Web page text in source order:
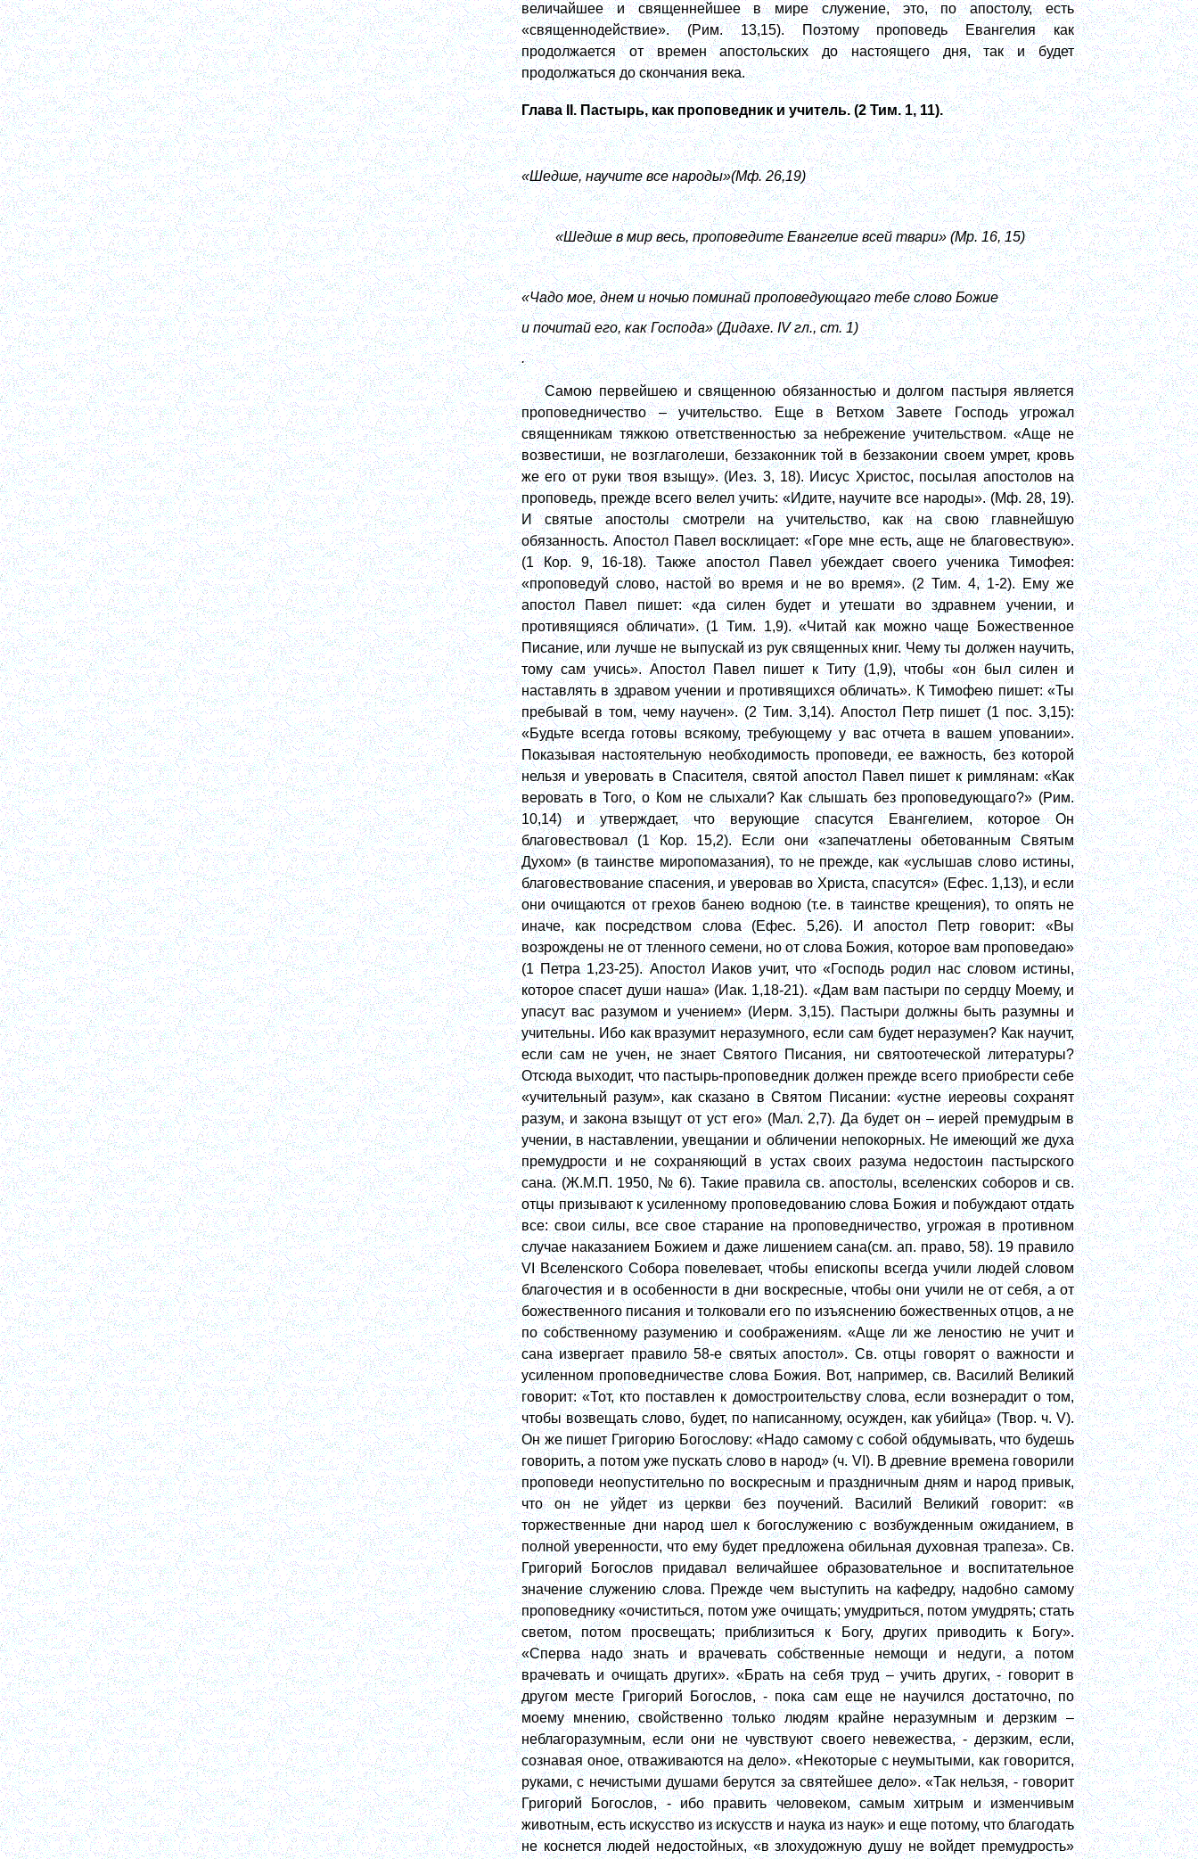
величайшее и священнейшее в мире служение, это, по апостолу, есть
«священнодействие». (Рим. 13,15). Поэтому проповедь Евангелия как
продолжается от времен апостольских до настоящего дня, так и будет
продолжаться до скончания века.
ГлаваII.Пастырь, как проповедник и учитель. (2 Тим. 1, 11).
«Шедше, научите все народы»(Мф. 26,19)
«Шедше в мир весь, проповедите Евангелие всей твари» (Мр. 16, 15)
«Чадо мое, днем и ночью поминай проповедующаго тебе слово Божие
и почитай его, как Господа» (Дидахе.IVгл., ст. 1)
.
Самою первейшею и священною обязанностью и долгом пастыря является
проповедничество – учительство. Еще в Ветхом Завете Господь угрожал
священникам тяжкою ответственностью за небрежение учительством. «Аще не
возвестиши, не возглаголеши, беззаконник той в беззаконии своем умрет, кровь
же его от руки твоя взыщу». (Иез. 3, 18). Иисус Христос, посылая апостолов на
проповедь, прежде всего велел учить: «Идите, научите все народы». (Мф. 28, 19).
И святые апостолы смотрели на учительство, как на свою главнейшую
обязанность. Апостол Павел восклицает: «Горе мне есть, аще не благовествую».
(1 Кор. 9, 16-18). Также апостол Павел убеждает своего ученика Тимофея:
«проповедуй слово, настой во время и не во время». (2 Тим. 4, 1-2). Ему же
апостол Павел пишет: «да силен будет и утешати во здравнем учении, и
противящияся обличати». (1 Тим. 1,9). «Читай как можно чаще Божественное
Писание, или лучше не выпускай из рук священных книг. Чему ты должен научить,
тому сам учись». Апостол Павел пишет к Титу (1,9), чтобы «он был силен и
наставлять в здравом учении и противящихся обличать». К Тимофею пишет: «Ты
пребывай в том, чему научен». (2 Тим. 3,14). Апостол Петр пишет (1 пос. 3,15):
«Будьте всегда готовы всякому, требующему у вас отчета в вашем уповании».
Показывая настоятельную необходимость проповеди, ее важность, без которой
нельзя и уверовать в Спасителя, святой апостол Павел пишет к римлянам: «Как
веровать в Того, о Ком не слыхали? Как слышать без проповедующаго?» (Рим.
10,14) и утверждает, что верующие спасутся Евангелием, которое Он
благовествовал (1 Кор. 15,2). Если они «запечатлены обетованным Святым
Духом» (в таинстве миропомазания), то не прежде, как «услышав слово истины,
благовествование спасения, и уверовав во Христа, спасутся» (Ефес. 1,13), и если
они очищаются от грехов банею водною (т.е. в таинстве крещения), то опять не
иначе, как посредством слова (Ефес. 5,26). И апостол Петр говорит: «Вы
возрождены не от тленного семени, но от слова Божия, которое вам проповедаю»
(1 Петра 1,23-25). Апостол Иаков учит, что «Господь родил нас словом истины,
которое спасет души наша» (Иак. 1,18-21). «Дам вам пастыри по сердцу Моему, и
упасут вас разумом и учением» (Иерм. 3,15). Пастыри должны быть разумны и
учительны. Ибо как вразумит неразумного, если сам будет неразумен? Как научит,
если сам не учен, не знает Святого Писания, ни святоотеческой литературы?
Отсюда выходит, что пастырь-проповедник должен прежде всего приобрести себе
«учительный разум», как сказано в Святом Писании: «устне иереовы сохранят
разум, и закона взыщут от уст его» (Мал. 2,7). Да будет он – иерей премудрым в
учении, в наставлении, увещании и обличении непокорных. Не имеющий же духа
премудрости и не сохраняющий в устах своих разума недостоин пастырского
сана. (Ж.М.П. 1950, № 6). Такие правила св. апостолы, вселенских соборов и св.
отцы призывают к усиленному проповедованию слова Божия и побуждают отдать
все: свои силы, все свое старание на проповедничество, угрожая в противном
случае наказанием Божием и даже лишением сана(см. ап. право, 58). 19 правило
VIВселенского Собора повелевает, чтобы епископы всегда учили людей словом
благочестия и в особенности в дни воскресные, чтобы они учили не от себя, а от
божественного писания и толковали его по изъяснению божественных отцов, а не
по собственному разумению и соображениям. «Аще ли же леностию не учит и
сана извергает правило 58-е святых апостол». Св. отцы говорят о важности и
усиленном проповедничестве слова Божия. Вот, например, св. Василий Великий
говорит: «Тот, кто поставлен к домостроительству слова, если вознерадит о том,
чтобы возвещать слово, будет, по написанному, осужден, как убийца» (Твор. ч.V).
Он же пишет Григорию Богослову: «Надо самому с собой обдумывать, что будешь
говорить, а потом уже пускать слово в народ» (ч.VI). В древние времена говорили
проповеди неопустительно по воскресным и праздничным дням и народ привык,
что он не уйдет из церкви без поучений. Василий Великий говорит: «в
торжественные дни народ шел к богослужению с возбужденным ожиданием, в
полной уверенности, что ему будет предложена обильная духовная трапеза». Св.
Григорий Богослов придавал величайшее образовательное и воспитательное
значение служению слова. Прежде чем выступить на кафедру, надобно самому
проповеднику «очиститься, потом уже очищать; умудриться, потом умудрять; стать
светом, потом просвещать; приблизиться к Богу, других приводить к Богу».
«Сперва надо знать и врачевать собственные немощи и недуги, а потом
врачевать и очищать других». «Брать на себя труд – учить других, - говорит в
другом месте Григорий Богослов, - пока сам еще не научился достаточно, по
моему мнению, свойственно только людям крайне неразумным и дерзким –
неблагоразумным, если они не чувствуют своего невежества, - дерзким, если,
сознавая оное, отваживаются на дело». «Некоторые с неумытыми, как говорится,
руками, с нечистыми душами берутся за святейшее дело». «Так нельзя, - говорит
Григорий Богослов, - ибо править человеком, самым хитрым и изменчивым
животным, есть искусство из искусств и наука из наук» и еще потому, что благодать
не коснется людей недостойных, «в злохудожную душу не войдет премудрость»